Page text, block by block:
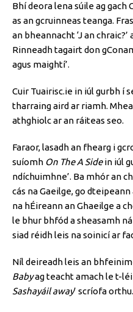
Bhí deora lena súile ag gach
as an gcruinneas teanga.
an bheannacht ‘J an
Rinneadh tagairt don
agus maightí’.
Cuir Tuairisc.ie in iúl gurbh í
tharraing aird ar riamh.
athghiolc ar an ráiteas seo.
Faraor, lasadh an fhearg i
suíomh On The A Sidein iúl
ndíchuimhne’. Ba mhór an
cás na Gaeilge, go
na hÉireann an Ghaeilge a
le bhur bhfód a sheasamh
siad réidh leis na soinicí ar
Níl deireadh leis an
Babyag teacht amach le t-
Sashayáil away’ scríofa orthu.